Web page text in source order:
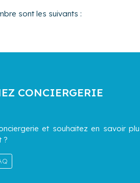
sont les suivants :
CONCIERGERIE
et souhaitez en savoir
?